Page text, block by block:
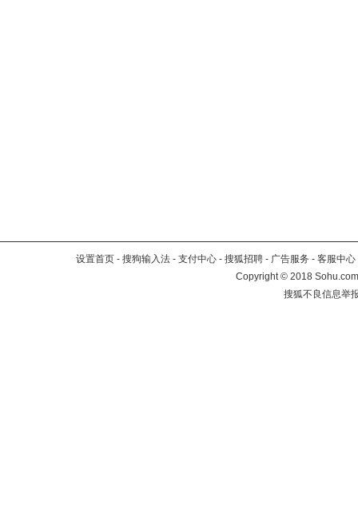
设置首页 - 搜狗输入法 - 支付中心 - 搜狐招聘 - 广告服务 - 客服中心
Copyright©2018
搜狐不良信息举